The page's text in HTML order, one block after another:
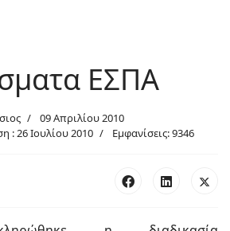
ΕΣΠΑ
09 Απριλίου 2010
: 26 Ιουλίου 2010
Εμφανίσεις: 9346